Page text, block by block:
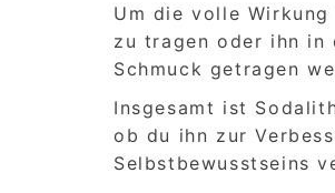
Um die volle
zu tragen oder ihn in
Schmuck getragen
Insgesamt ist
ob du ihn zur
Selbstbewusstseins